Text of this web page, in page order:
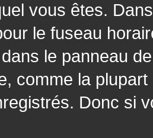
vous êtes.
le fuseau
le panneau
comme la plupart
Donc si